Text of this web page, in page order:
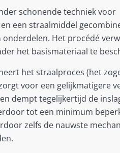
schonende techniek voor
een straalmiddel
Het procédé
het basismateriaal te
het straalproces (het
voor een gelijkmatigere
dempt tegelijkertijd de
tot een minimum
zelfs de nauwste